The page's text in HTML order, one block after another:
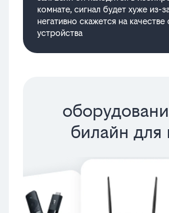
комнате, сигнал будет хуже из-
негативно скажется на
устройства
билайн для